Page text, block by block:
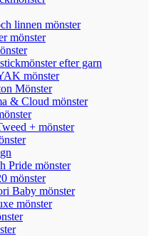
linnen mönster
mönster
efter garn
mönster
Mönster
& Cloud mönster
+ mönster
Pride mönster
mönster
Baby mönster
mönster